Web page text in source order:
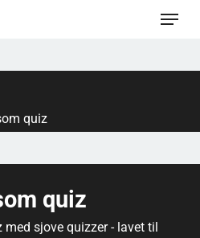
Menu
quiz
quiz
sjove quizzer - lavet til